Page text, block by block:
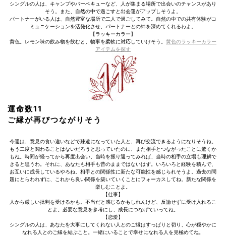
シングルの人は、キャンプやバーベキューなど、人が集まる場所で出会いのチャンスがあり
そう。また、自然の中で過ごすと出会運がアップしそうよ。
パートナーがいる人は、自然豊富な場所で二人で過ごしてみて。自然の中での共有体験がコ
ミュニケーションを活発化させ、パートナーとの絆を深めてくれるわよ。
【ラッキーカラー】
黄色。レモン味の飲み物を飲むと、物事を柔軟に対応していけそう。 黄色のラッキーカラー
アイテムを探す
運命数11
ご縁が再びつながりそう
今週は、意見の食い違いなどで疎遠になっていた人と、再び交流できるようになりそうね。
もう二度と関わることはないだろうと思っていたのに、また相手とつながったことに驚くか
もね。時間が経ってから再度出会い、当時を振り返ってみれば、当時の相手の立場も理解で
きると思うわ。それに、あなたも相手も昔のままではないはず。いろいろと経験を積んで、
お互いに成長しているやろね。相手との関係性に新たな可能性を感じられそうよ。過去の問
題にとらわれずに、これから良い関係を築いていくことにフォーカスしてね。新たな関係を
楽しむことよ。
【仕事】
人から厳しい批判を受けるかも。不当だと感じるかもしれんけど、反論せずに受け入れるこ
とよ。必要な意見を参考にし、成長につなげていってね。
【恋愛】
シングルの人は、あなたを大事にしてくれない人とのご縁はすっぱりと切り、心が穏やかに
なれる人とのご縁を結ぶこと。一緒にいることで幸せになれる人を見極めてね。